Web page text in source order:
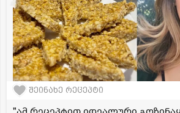
შეინახე რეცეპტი